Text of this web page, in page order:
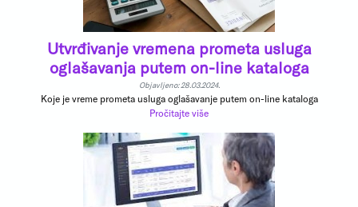
Utvrđivanje vremena prometa usluga
oglašavanja putem on-line kataloga
Objavljeno: 28.03.2024.
Koje je vreme prometa usluga oglašavanje putem on-line kataloga
Pročitajte više